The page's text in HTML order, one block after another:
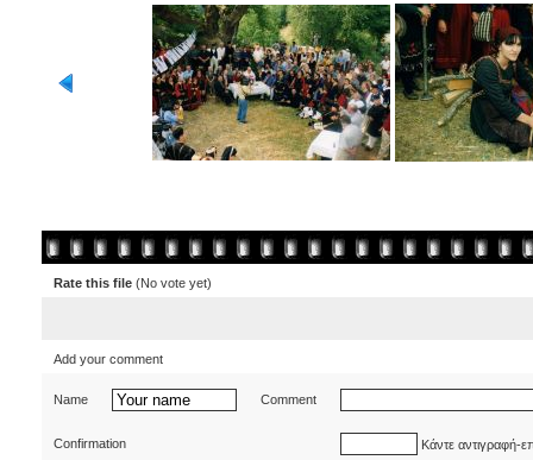
Rate this file (No vote yet)
Add your comment
Name Comment
Confirmation Κάντε αντιγραφή-